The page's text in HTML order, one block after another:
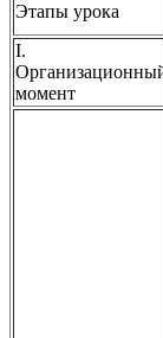
Этапы урока
I.
момент